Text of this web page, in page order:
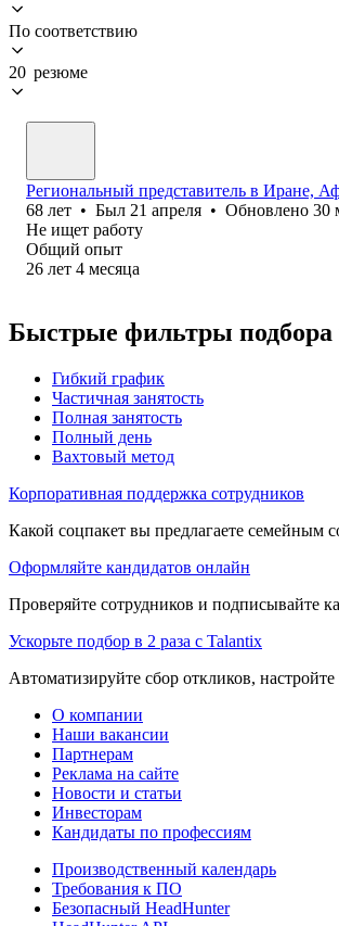
По соответствию
20 резюме
Региональный представитель в Иране,
68 лет • Был 21 апреля • Обновлено 30
Не ищет работу
Общий опыт
26 лет 4 месяца
Быстрые фильтры подбора
Гибкий график
Частичная занятость
Полная занятость
Полный день
Вахтовый метод
Корпоративная поддержка сотрудников
Какой соцпакет вы предлагаете семейным
Оформляйте кандидатов онлайн
Проверяйте сотрудников и подписывайте
Ускорьте подбор в 2 раза с Talantix
Автоматизируйте сбор откликов,
О компании
Наши вакансии
Партнерам
Реклама на сайте
Новости и статьи
Инвесторам
Кандидаты по профессиям
Производственный календарь
Требования к ПО
Безопасный HeadHunter